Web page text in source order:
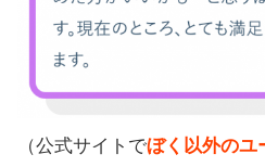
（公式サイトでぼく以外のユ